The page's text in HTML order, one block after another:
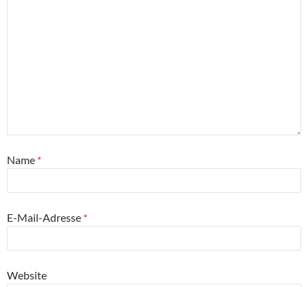
Name *
E-Mail-Adresse *
Website